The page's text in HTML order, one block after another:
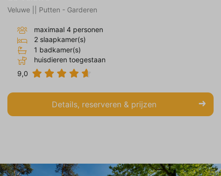
Veluwe || Putten - Garderen
maximaal 4 personen
2 slaapkamer(s)
1 badkamer(s)
huisdieren toegestaan
9,0
Details, reserveren & prijzen